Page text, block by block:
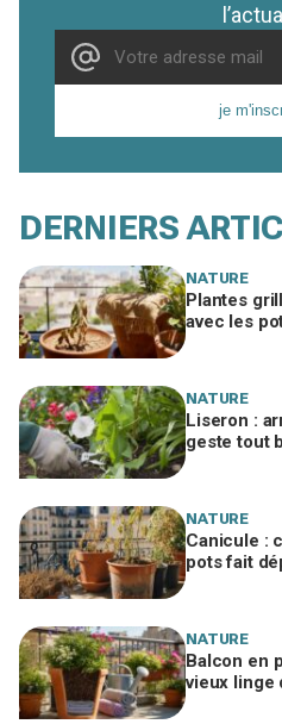
je
DERNIERS
NATURE
Plantes
avec les
NATURE
Liseron :
geste tout
NATURE
Canicule :
pots fait
NATURE
Balcon en
vieux linge